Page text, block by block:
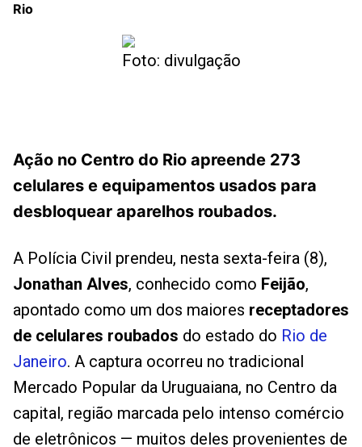
Rio
Foto: divulgação
Ação no Centro do Rio apreende 273
celulares e equipamentos usados para
desbloquear aparelhos roubados.
A Polícia Civil prendeu, nesta sexta-feira (8),
Jonathan Alves, conhecido como Feijão,
apontado como um dos maiores receptadores
de celulares roubados do estado do Rio de
Janeiro. A captura ocorreu no tradicional
Mercado Popular da Uruguaiana, no Centro da
capital, região marcada pelo intenso comércio
de eletrônicos — muitos deles provenientes de